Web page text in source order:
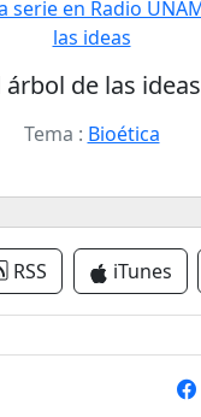
árbol de las ideas
Tema : Bioética
RSS iTunes